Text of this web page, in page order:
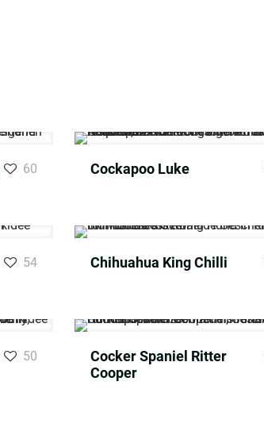
60 Cockapoo Luke
54 Chihuahua King Chilli
50
Cocker Spaniel Ritter
Cooper